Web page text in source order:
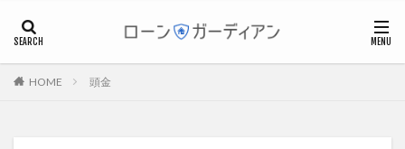
HOME 頭金
カテゴリー